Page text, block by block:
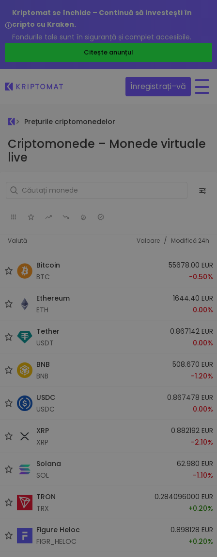
Kriptomat se închide – Continuă să investești în
cripto cu Kraken.
Fondurile tale sunt în siguranță și complet accesibile.
Citește anunțul
Înregistrați–vă
Prețurile criptomonedelor
Criptomonede – Monede virtuale
live
Valută Valoare / Modifică 24h
Bitcoin
BTC
55678.00 EUR
-0.50%
Ethereum
ETH
1644.40 EUR
0.00%
Tether
USDT
0.867142 EUR
0.00%
BNB
BNB
508.670 EUR
-1.20%
USDC
USDC
0.867478 EUR
0.00%
XRP
XRP
0.882192 EUR
-2.10%
Solana
SOL
62.980 EUR
-1.10%
TRON
TRX
0.284096000 EUR
+0.20%
Figure Heloc
FIGR_HELOC
0.898128 EUR
+0.20%